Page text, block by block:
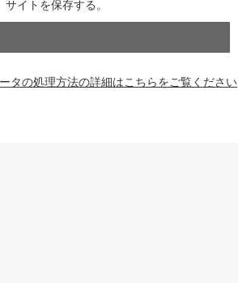
イトを保存する。
タの処理方法の詳細はこちらをご覧ください